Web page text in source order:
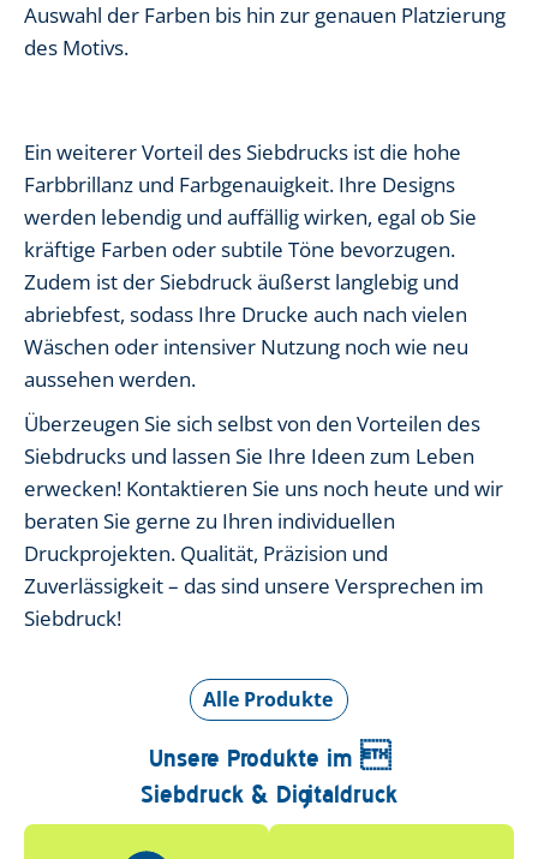
Auswahl der Farben bis hin zur genauen Platzierung
des Motivs.
Ein weiterer Vorteil des Siebdrucks ist die hohe
Farbbrillanz und Farbgenauigkeit. Ihre Designs
werden lebendig und auffällig wirken, egal ob Sie
kräftige Farben oder subtile Töne bevorzugen.
Zudem ist der Siebdruck äußerst langlebig und
abriebfest, sodass Ihre Drucke auch nach vielen
Wäschen oder intensiver Nutzung noch wie neu
aussehen werden.
Überzeugen Sie sich selbst von den Vorteilen des
Siebdrucks und lassen Sie Ihre Ideen zum Leben
erwecken! Kontaktieren Sie uns noch heute und wir
beraten Sie gerne zu Ihren individuellen
Druckprojekten. Qualität, Präzision und
Zuverlässigkeit – das sind unsere Versprechen im
Siebdruck!
Alle Produkte
Unsere Produkte im 
Siebdruck & Digitaldruck